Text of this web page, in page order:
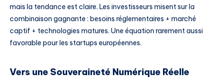
mais la tendance est claire. Les investisseurs misent sur la
combinaison gagnante : besoins réglementaires + marché
captif + technologies matures. Une équation rarement aussi
favorable pour les startups européennes.
Vers une Souveraineté Numérique Réelle